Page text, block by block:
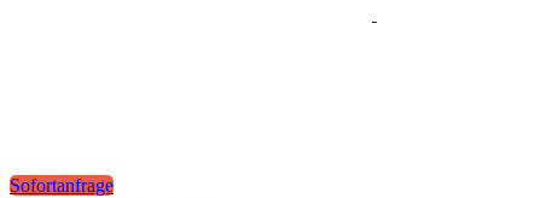
Sofortanfrage